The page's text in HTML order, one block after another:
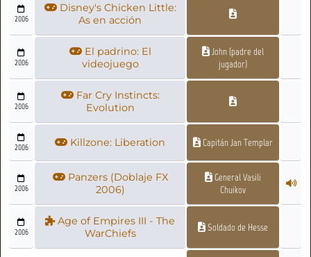
2006
Disney's Chicken Little:
As en acción
2006
El padrino: El
videojuego
John (padre del
jugador)
2006
Far Cry Instincts:
Evolution
2006 Killzone: Liberation Capitán Jan Templar
2006
Panzers (Doblaje FX
2006)
General Vasili
Chuikov
2006
Age of Empires III - The
WarChiefs
Soldado de Hesse